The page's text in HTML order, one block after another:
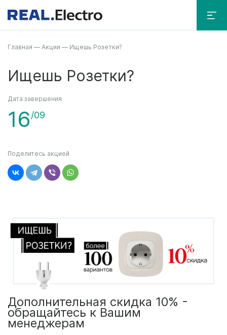
Главная — Акции — Ищешь Розетки?
Ищешь Розетки?
Дополнительная скидка 10% -
обращайтесь к Вашим
менеджерам
Дата завершения
16/09
Поделитесь акцией